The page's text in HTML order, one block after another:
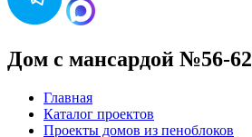
Дом с мансардой №56-62
Главная
Каталог проектов
Проекты домов из пеноблоков